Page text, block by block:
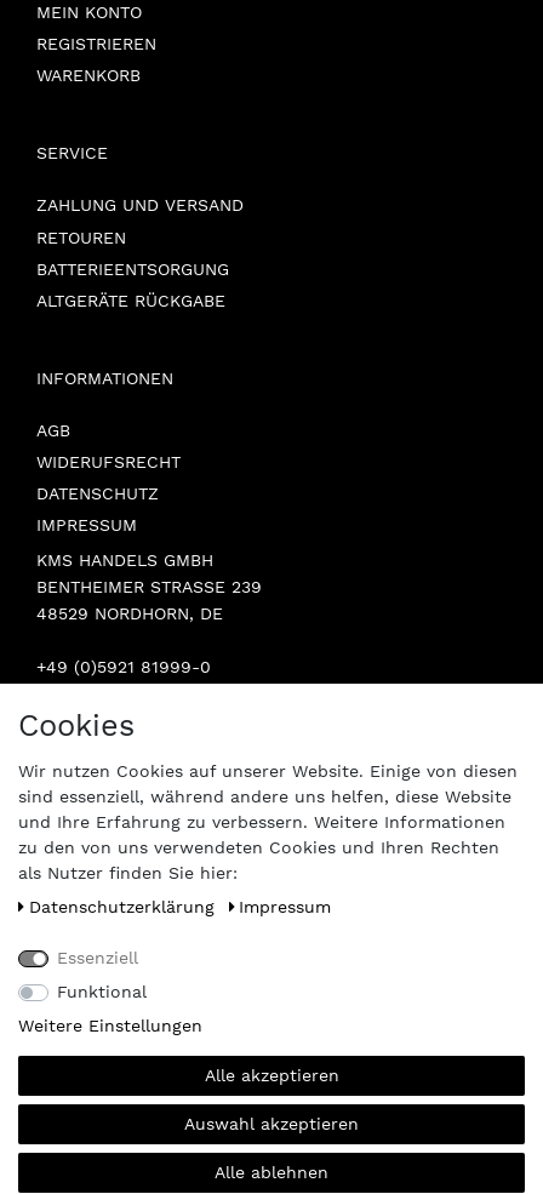
MEIN KONTO
REGISTRIEREN
WARENKORB
SERVICE
ZAHLUNG UND VERSAND
RETOUREN
BATTERIEENTSORGUNG
ALTGERÄTE RÜCKGABE
INFORMATIONEN
AGB
WIDERUFSRECHT
DATENSCHUTZ
IMPRESSUM
KMS HANDELS GMBH
BENTHEIMER STRASSE 239
48529 NORDHORN, DE
+49 (0)5921 81999-0
BESUCHEN SIE UNS:
Cookies
Wir nutzen Cookies auf unserer Website. Einige von diesen
sind essenziell, während andere uns helfen, diese Website
und Ihre Erfahrung zu verbessern. Weitere Informationen
zu den von uns verwendeten Cookies und Ihren Rechten
als Nutzer finden Sie hier:
Daten­schutz­erklärung
Impressum
Essenziell
Funktional
Weitere Einstellungen
Alle akzeptieren
Auswahl akzeptieren
Alle ablehnen